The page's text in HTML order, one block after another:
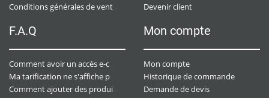
Devenir client
F.A.Q Mon compte
Mon compte
Historique de commande
Demande de devis